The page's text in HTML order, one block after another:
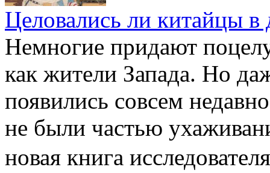
Целовались ли китайцы в
Немногие придают
как жители Запада. Но
появились совсем
не были частью
новая книга